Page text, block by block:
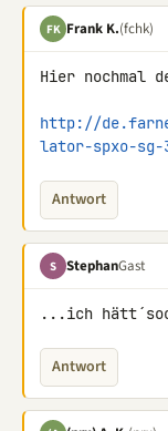
FK Frank K.(fchk)
Hier nochmal
http://
lator-spxo-sg-
Antwort
S StephanGast
...ich
Antwort